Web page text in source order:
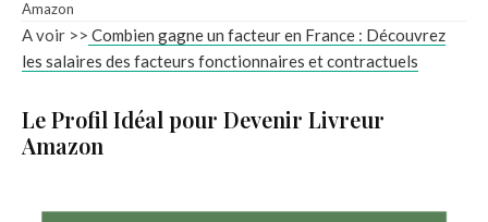
Amazon
A voir >> Combien gagne un facteur en France : Découvrez
les salaires des facteurs fonctionnaires et contractuels
Le Profil Idéal pour Devenir Livreur
Amazon